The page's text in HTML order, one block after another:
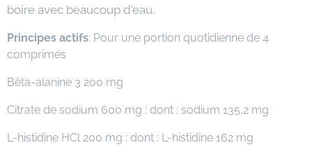
boire avec beaucoup d'eau.
Principes actifs: Pour une portion quotidienne de 4
comprimés
Bêta-alanine 3 200 mg
Citrate de sodium 600 mg : dont : sodium 135,2 mg
L-histidine HCl 200 mg : dont : L-histidine 162 mg